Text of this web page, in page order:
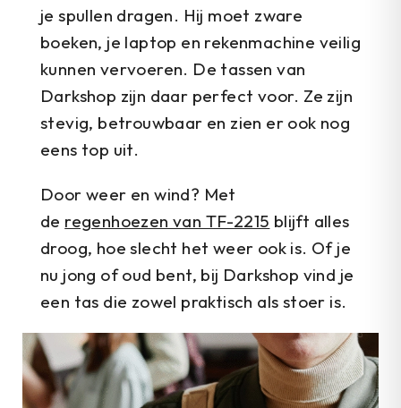
je spullen dragen. Hij moet zware
boeken, je laptop en rekenmachine veilig
kunnen vervoeren. De tassen van
Darkshop zijn daar perfect voor. Ze zijn
stevig, betrouwbaar en zien er ook nog
eens top uit.
Door weer en wind? Met
de regenhoezen van TF-2215 blijft alles
droog, hoe slecht het weer ook is. Of je
nu jong of oud bent, bij Darkshop vind je
een tas die zowel praktisch als stoer is.